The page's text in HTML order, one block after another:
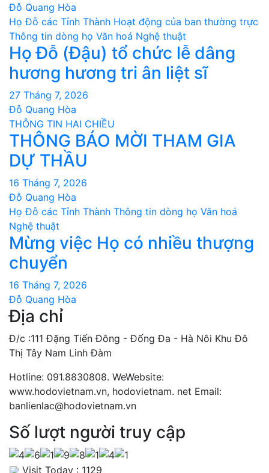
Đỗ Quang Hòa
Họ Đỗ các Tỉnh Thành Hoạt động của ban thường trực
Thông tin dòng họ Văn hoá Nghệ thuật
Họ Đỗ (Đậu) tổ chức lễ dâng
hương hương tri ân liệt sĩ
27 Tháng 7, 2026
Đỗ Quang Hòa
THÔNG TIN HAI CHIỀU
THÔNG BÁO MỜI THAM GIA
DỰ THẦU
16 Tháng 7, 2026
Đỗ Quang Hòa
Họ Đỗ các Tỉnh Thành Thông tin dòng họ Văn hoá
Nghệ thuật
Mừng việc Họ có nhiều thượng
chuyển
16 Tháng 7, 2026
Đỗ Quang Hòa
Địa chỉ
Đ/c :111 Đặng Tiến Đông - Đống Đa - Hà Nôi Khu Đô
Thị Tây Nam Linh Đàm
Hotline: 091.8830808. WeWebsite:
www.hodovietnam.vn, hodovietnam. net Email:
banlienlac@hodovietnam.vn
Số lượt người truy cập
Visit Today : 1129